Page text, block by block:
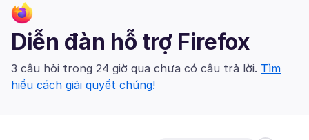
Diễn đàn hỗ trợ Firefox
3 câu hỏi trong 24 giờ qua chưa có câu trả lời. Tìm
hiểu cách giải quyết chúng!